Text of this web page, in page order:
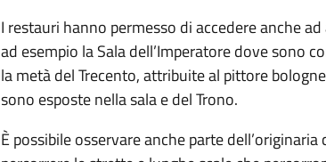
I restauri hanno permesso di accedere anche
ad esempio la Sala dell’Imperatore dove sono
la metà del Trecento, attribuite al pittore
sono esposte nella sala e del Trono.
È possibile osservare anche parte